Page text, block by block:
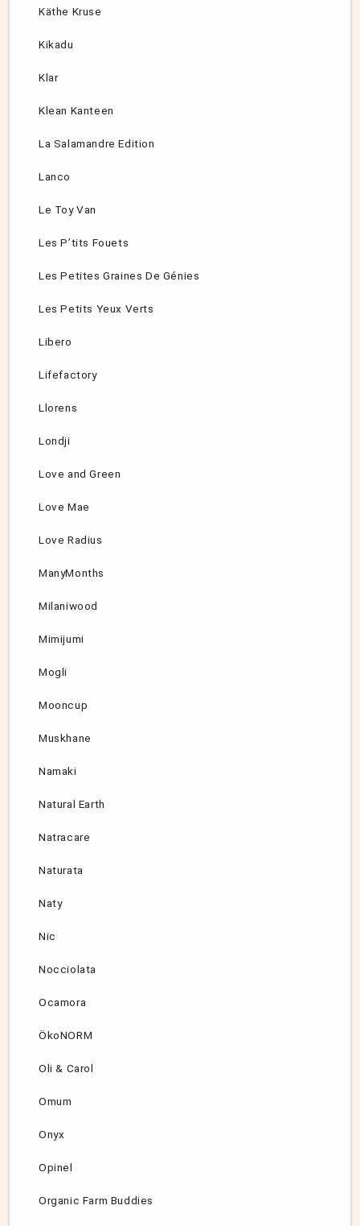
Käthe Kruse
Kikadu
Klar
Klean Kanteen
La Salamandre Edition
Lanco
Le Toy Van
Les P’tits Fouets
Les Petites Graines De Génies
Les Petits Yeux Verts
Libero
Lifefactory
Llorens
Londji
Love and Green
Love Mae
Love Radius
ManyMonths
Milaniwood
Mimijumi
Mogli
Mooncup
Muskhane
Namaki
Natural Earth
Natracare
Naturata
Naty
Nic
Nocciolata
Ocamora
ÖkoNORM
Oli & Carol
Omum
Onyx
Opinel
Organic Farm Buddies